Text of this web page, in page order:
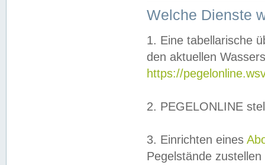
Welche Dienste
1. Eine tabellarische
den aktuellen
https://
2. PEGELONLINE
3. Einrichten eines
Pegelstände